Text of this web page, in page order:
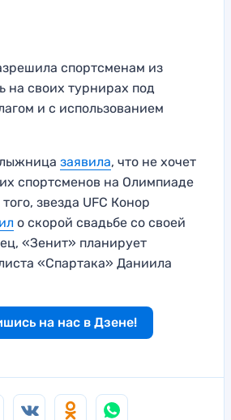
спортсменам из
на своих турнирах под
и с использованием
заявила, что не хочет
спортсменов на Олимпиаде
звезда UFC Конор
о скорой свадьбе со своей
«Зенит» планирует
«Спартака» Даниила
на нас в Дзене!